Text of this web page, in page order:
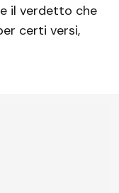
il verdetto che
certi versi,